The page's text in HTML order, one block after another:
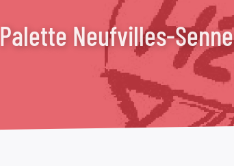
Palette Neufvilles-Senne